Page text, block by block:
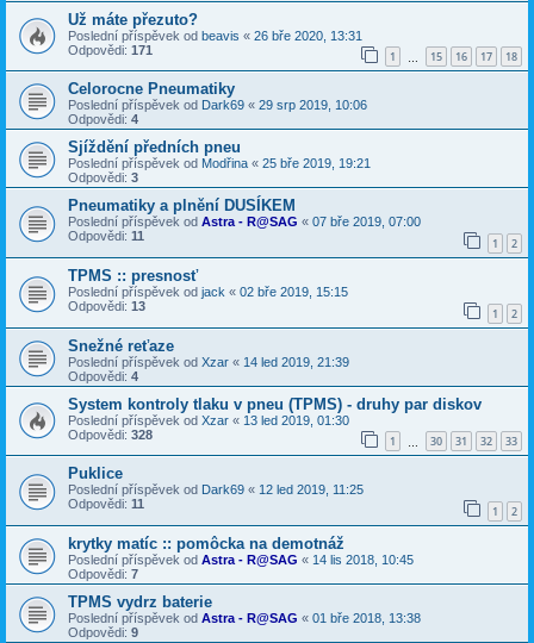
Už máte přezuto?
Poslední příspěvek od beavis « 26 bře 2020, 13:31
Odpovědi: 171 1 15 16 17 18
Celorocne Pneumatiky
Poslední příspěvek od Dark69 « 29 srp 2019, 10:06
Odpovědi: 4
Sjíždění předních pneu
Poslední příspěvek od Modřina « 25 bře 2019, 19:21
Odpovědi: 3
Pneumatiky a plnění DUSÍKEM
Poslední příspěvek od Astra - R@SAG « 07 bře 2019, 07:00
Odpovědi: 11 1 2
TPMS :: presnosť
Poslední příspěvek od jack « 02 bře 2019, 15:15
Odpovědi: 13 1 2
Snežné reťaze
Poslední příspěvek od Xzar « 14 led 2019, 21:39
Odpovědi: 4
System kontroly tlaku v pneu (TPMS) - druhy par diskov
Poslední příspěvek od Xzar « 13 led 2019, 01:30
Odpovědi: 328 1 30 31 32 33
Puklice
Poslední příspěvek od Dark69 « 12 led 2019, 11:25
Odpovědi: 11 1 2
krytky matíc :: pomôcka na demotnáž
Poslední příspěvek od Astra - R@SAG « 14 lis 2018, 10:45
Odpovědi: 7
TPMS vydrz baterie
Poslední příspěvek od Astra - R@SAG « 01 bře 2018, 13:38
Odpovědi: 9